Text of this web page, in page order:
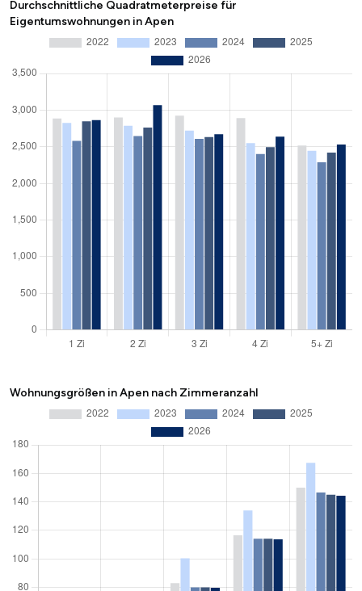
Durchschnittliche Quadratmeterpreise für
Eigentumswohnungen in Apen
Wohnungsgrößen in Apen nach Zimmeranzahl